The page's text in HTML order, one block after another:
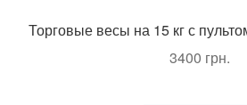
Торговые весы на 15 кг с
3400 грн.